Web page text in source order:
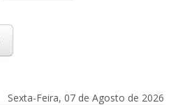
Sexta-Feira, 07 de Agosto de 2026